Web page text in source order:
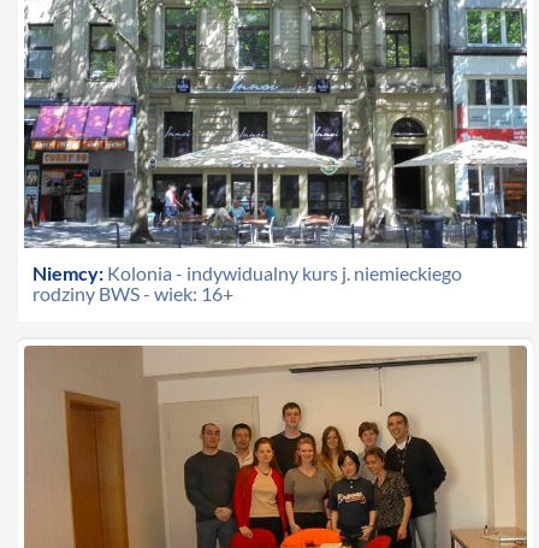
Niemcy: Kolonia - indywidualny kurs j. niemieckiego
rodziny BWS - wiek: 16+